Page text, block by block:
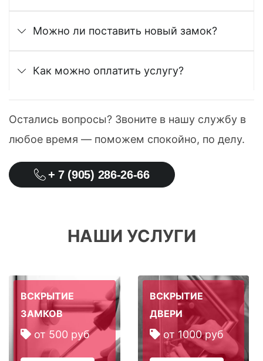
Можно ли поставить новый замок?
Как можно оплатить услугу?
Остались вопросы? Звоните в нашу службу в
любое время — поможем спокойно, по делу.
+ 7 (905) 286-26-66
НАШИ УСЛУГИ
ВСКРЫТИЕ
ЗАМКОВ
от 500 руб
ВСКРЫТИЕ
ДВЕРИ
от 1000 руб